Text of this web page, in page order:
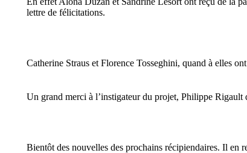
lettre de félicitations.
Catherine Straus et Florence Tosseghini, quand à elles
Un grand merci à l’instigateur du projet, Philippe Rigault
Bientôt des nouvelles des prochains récipiendaires. Il en